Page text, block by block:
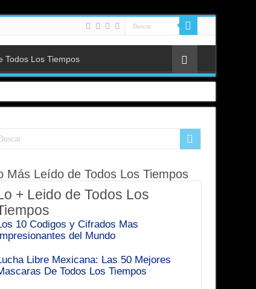
Todos Los Tiempos
Más Leído de Todos Los Tiempos
+ Leido de Todos Los
10 Codigos y Cifrados Mas
del Mundo
Libre Mexicana: Las 50 Mejores
De Todos Los Tiempos